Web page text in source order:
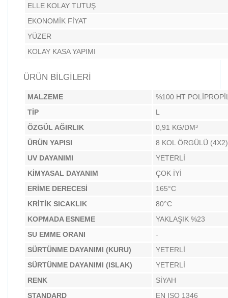
ELLE KOLAY TUTUŞ
EKONOMİK FİYAT
YÜZER
KOLAY KASA YAPIMI
ÜRÜN BİLGİLERİ
MALZEME
%100 HT
TİP
L
ÖZGÜL AĞIRLIK
0,91 KG/DM³
ÜRÜN YAPISI
8 KOL ÖRGÜLÜ (4X2)
UV DAYANIMI
YETERLİ
KİMYASAL DAYANIM
ÇOK İYİ
ERİME DERECESİ
165°C
KRİTİK SICAKLIK
80°C
KOPMADA ESNEME
YAKLAŞIK %23
SU EMME ORANI
-
SÜRTÜNME DAYANIMI (KURU)
YETERLİ
SÜRTÜNME DAYANIMI (ISLAK)
YETERLİ
RENK
SİYAH
STANDARD
EN ISO 1346